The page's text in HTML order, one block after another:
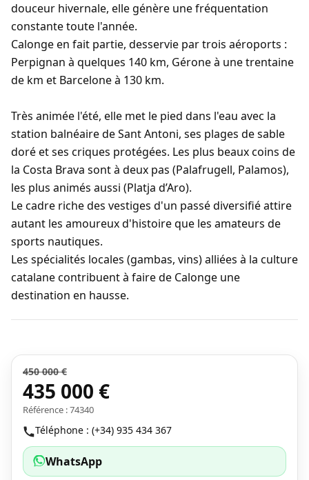
douceur hivernale, elle génère une fréquentation
constante toute l'année.
Calonge en fait partie, desservie par trois aéroports :
Perpignan à quelques 140 km, Gérone à une trentaine
de km et Barcelone à 130 km.
Très animée l'été, elle met le pied dans l'eau avec la
station balnéaire de Sant Antoni, ses plages de sable
doré et ses criques protégées. Les plus beaux coins de
la Costa Brava sont à deux pas (Palafrugell, Palamos),
les plus animés aussi (Platja d’Aro).
Le cadre riche des vestiges d'un passé diversifié attire
autant les amoureux d'histoire que les amateurs de
sports nautiques.
Les spécialités locales (gambas, vins) alliées à la culture
catalane contribuent à faire de Calonge une
destination en hausse.
450 000 €
435 000 €
Référence : 74340
Téléphone : (+34) 935 434 367
WhatsApp